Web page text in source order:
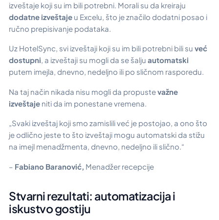
izveštaje koji su im bili potrebni. Morali su da kreiraju
dodatne izveštaje u Excelu, što je značilo dodatni posao i
ručno prepisivanje podataka.
Uz HotelSync, svi izveštaji koji su im bili potrebni bili su već
dostupni, a izveštaji su mogli da se šalju automatski
putem imejla, dnevno, nedeljno ili po sličnom rasporedu.
Na taj način nikada nisu mogli da propustevažne
izveštaje niti da im ponestane vremena.
„Svaki izveštaj koji smo zamislili već je postojao, a ono što
je odlično jeste to što izveštaji mogu automatski da stižu
na imejl menadžmenta, dnevno, nedeljno ili slično.“
– Fabiano Baranović, Menadžer recepcije
Stvarni rezultati: automatizacija i
iskustvo gostiju